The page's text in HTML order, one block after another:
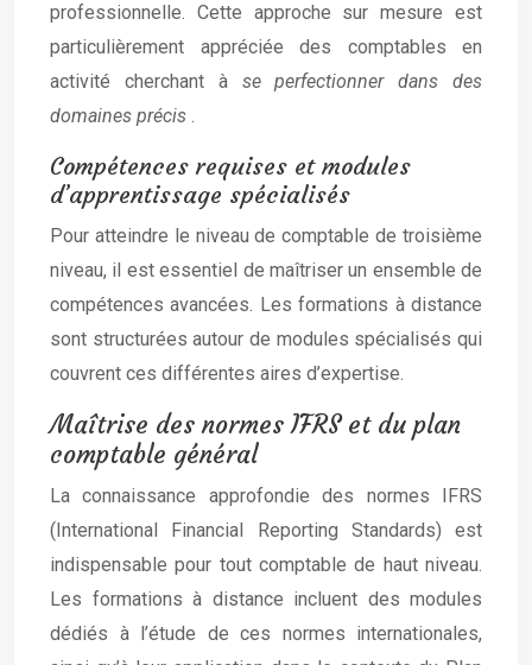
professionnelle. Cette approche sur mesure est
particulièrement appréciée des comptables en
activité cherchant à se perfectionner dans des
domaines précis .
Compétences requises et modules
d’apprentissage spécialisés
Pour atteindre le niveau de comptable de troisième
niveau, il est essentiel de maîtriser un ensemble de
compétences avancées. Les formations à distance
sont structurées autour de modules spécialisés qui
couvrent ces différentes aires d’expertise.
Maîtrise des normes IFRS et du plan
comptable général
La connaissance approfondie des normes IFRS
(International Financial Reporting Standards) est
indispensable pour tout comptable de haut niveau.
Les formations à distance incluent des modules
dédiés à l’étude de ces normes internationales,